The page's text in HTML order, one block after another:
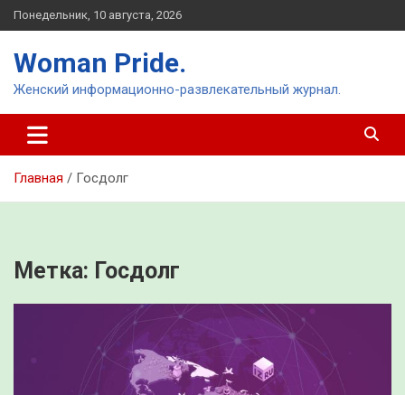
Перейти
к
Понедельник, 10 августа, 2026
Woman Pride.
Женский информационно-развлекательный журнал.
Главная Госдолг
Метка: Госдолг